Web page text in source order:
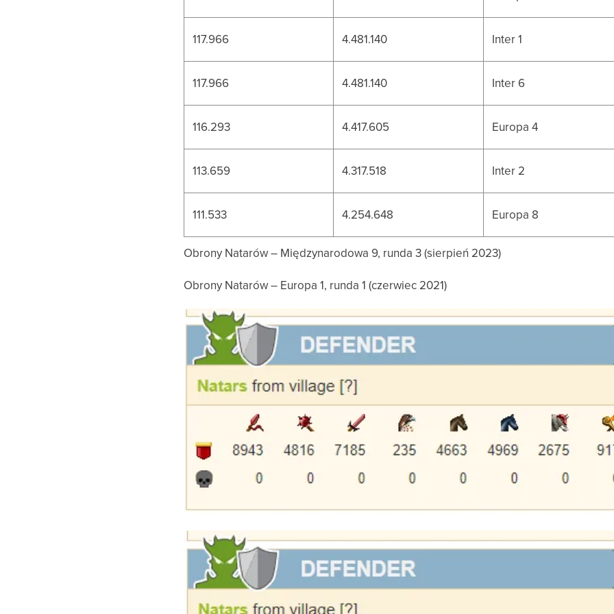
117.966 4.481.140 Inter 1
117.966 4.481.140 Inter 6
116.293 4.417.605 Europa 4
113.659 4.317.518 Inter 2
111.533 4.254.648 Europa 8
Obrony Natarów – Międzynarodowa 9, runda 3 (sierpień 2023)
Obrony Natarów – Europa 1, runda 1 (czerwiec 2021)